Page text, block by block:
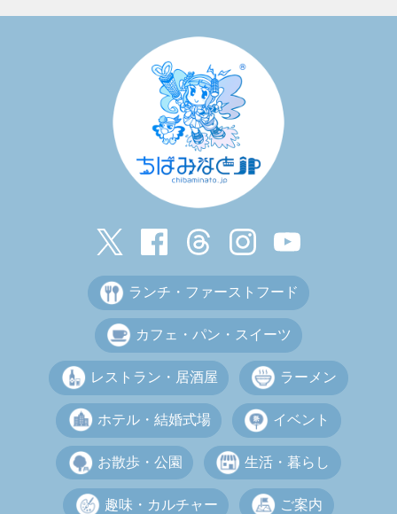
ランチ・ファーストフード
カフェ・パン・スイーツ
レストラン・居酒屋 ラーメン
ホテル・結婚式場 イベント
お散歩・公園 生活・暮らし
趣味・カルチャー ご案内